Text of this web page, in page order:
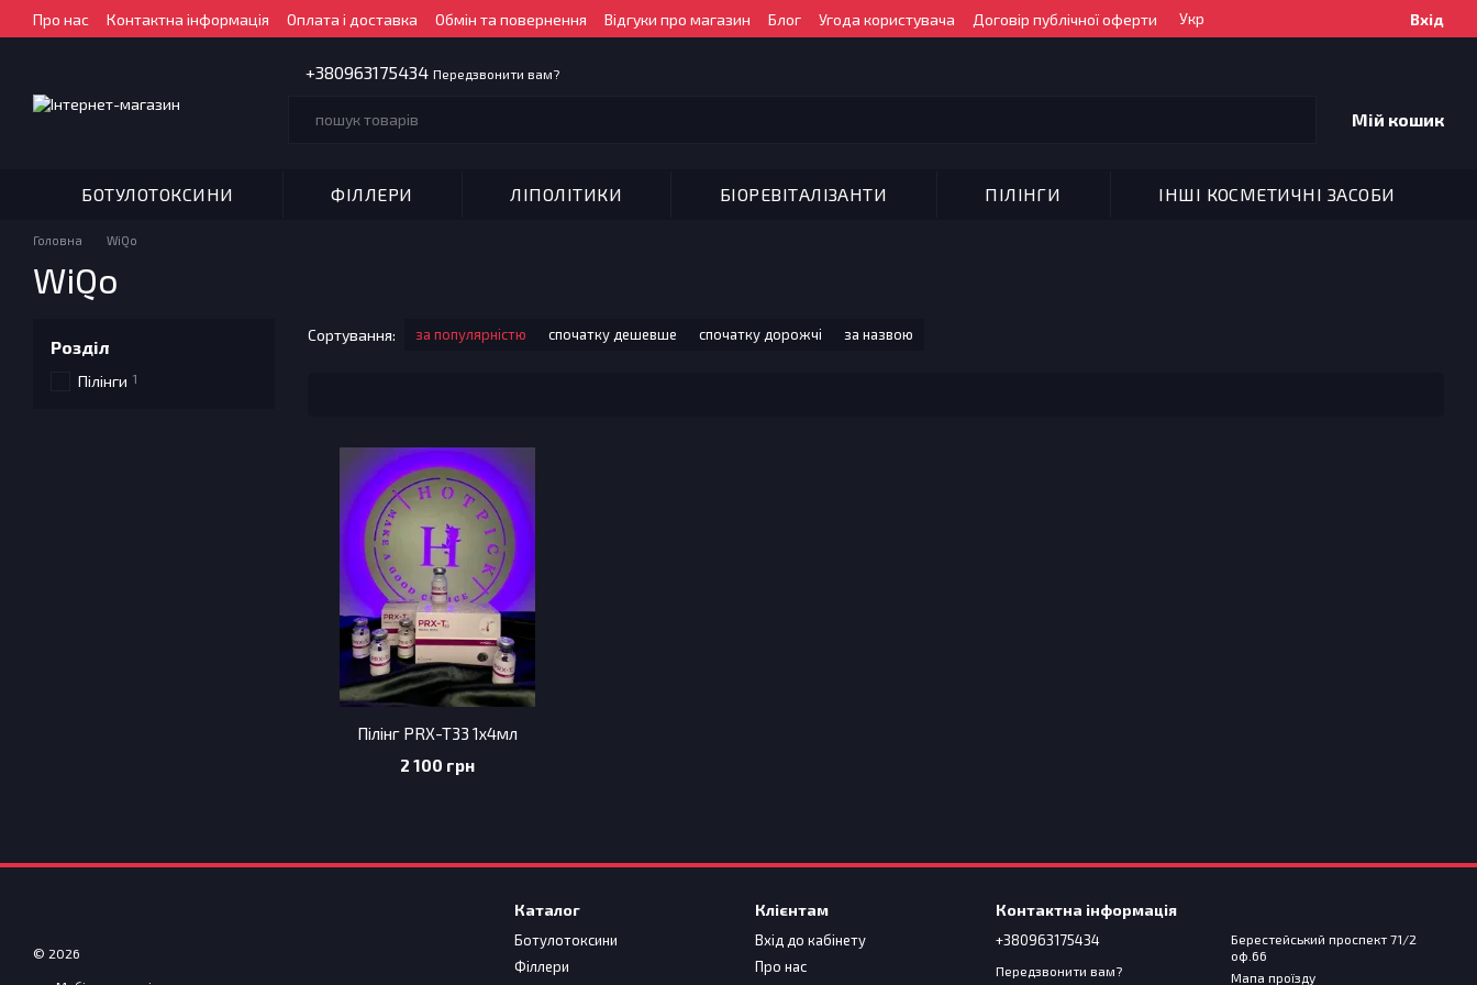
Перейти до основного контенту
Про нас Контактна інформація Оплата і доставка Обмін та повернення Відгуки про магазин Блог Угода користувача Договір публічної оферти Укр Вхід
+380963175434 Передзвонити вам?
Мій кошик
БОТУЛОТОКСИНИ ФІЛЛЕРИ ЛІПОЛІТИКИ БІОРЕВІТАЛІЗАНТИ ПІЛІНГИ ІНШІ КОСМЕТИЧНІ ЗАСОБИ
Головна WiQo
WiQo
Сортування: за популярністю спочатку дешевше спочатку дорожчі за назвою
Пілінг PRX-T33 1х4мл
2 100 грн
Розділ
Пілінги 1
© 2026
Каталог
Ботулотоксини
Філлери
Клієнтам
Вхід до кабінету
Про нас
Контактна інформація
+380963175434
Передзвонити вам?
Берестейський проспект 71/2
оф.66
Мапа проїзду